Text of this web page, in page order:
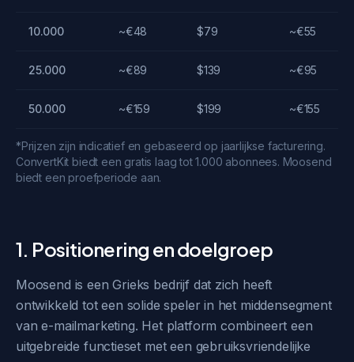
10.000 ~€48 $79 ~€55
25.000 ~€89 $139 ~€95
50.000 ~€159 $199 ~€155
*Prijzen zijn indicatief en gebaseerd op jaarlijkse facturering.
ConvertKit biedt een gratis laag tot 1.000 abonnees. Moosend
biedt een proefperiode aan.
1. Positionering en doelgroep
Moosend is een Grieks bedrijf dat zich heeft
ontwikkeld tot een solide speler in het middensegment
van e-mailmarketing. Het platform combineert een
uitgebreide functieset met een gebruiksvriendelijke